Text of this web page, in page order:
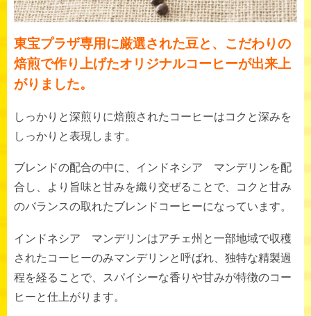
東宝プラザ専用に厳選された豆と、こだわりの
焙煎で作り上げたオリジナルコーヒーが出来上
がりました。
しっかりと深煎りに焙煎されたコーヒーはコクと深みを
しっかりと表現します。
ブレンドの配合の中に、インドネシア マンデリンを配
合し、より旨味と甘みを織り交ぜることで、コクと甘み
のバランスの取れたブレンドコーヒーになっています。
インドネシア マンデリンはアチェ州と一部地域で収穫
されたコーヒーのみマンデリンと呼ばれ、独特な精製過
程を経ることで、スパイシーな香りや甘みが特徴のコー
ヒーと仕上がります。